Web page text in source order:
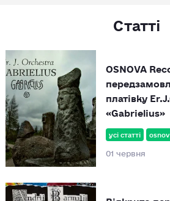
Статті
усі статті
01 червня
OSNOVA
платівку
«Gabrielius»